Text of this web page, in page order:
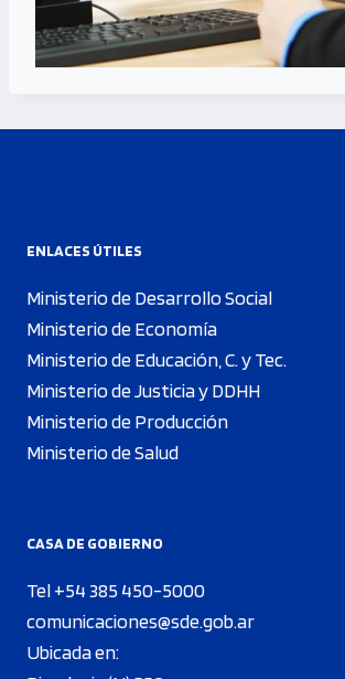
ENLACES ÚTILES
Ministerio de Desarrollo Social
Ministerio de Economía
Ministerio de Educación, C. y Tec.
Ministerio de Justicia y DDHH
Ministerio de Producción
Ministerio de Salud
CASA DE GOBIERNO
Tel +54 385 450-5000
comunicaciones@sde.gob.ar
Ubicada en: